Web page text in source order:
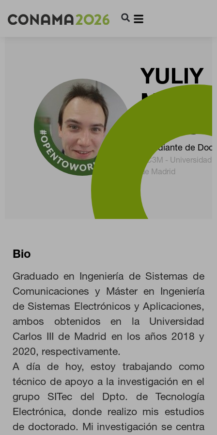
YULIY
Estudiante de
UC3M - Universidad
de Madrid
Bio
Graduado en Ingeniería de Sistemas de
Comunicaciones y Máster en Ingeniería
de Sistemas Electrónicos y Aplicaciones,
ambos obtenidos en la Universidad
Carlos III de Madrid en los años 2018 y
2020, respectivamente.
A día de hoy, estoy trabajando como
técnico de apoyo a la investigación en el
grupo SITec del Dpto. de Tecnología
Electrónica, donde realizo mis estudios
de doctorado. Mi investigación se centra
CONFIGURACIÓN DE COOKIES
RECHAZAR TODO
HABILITAR TODO
Cookies necesarias
no se pueden desactivar en nuestros sistemas. Puede